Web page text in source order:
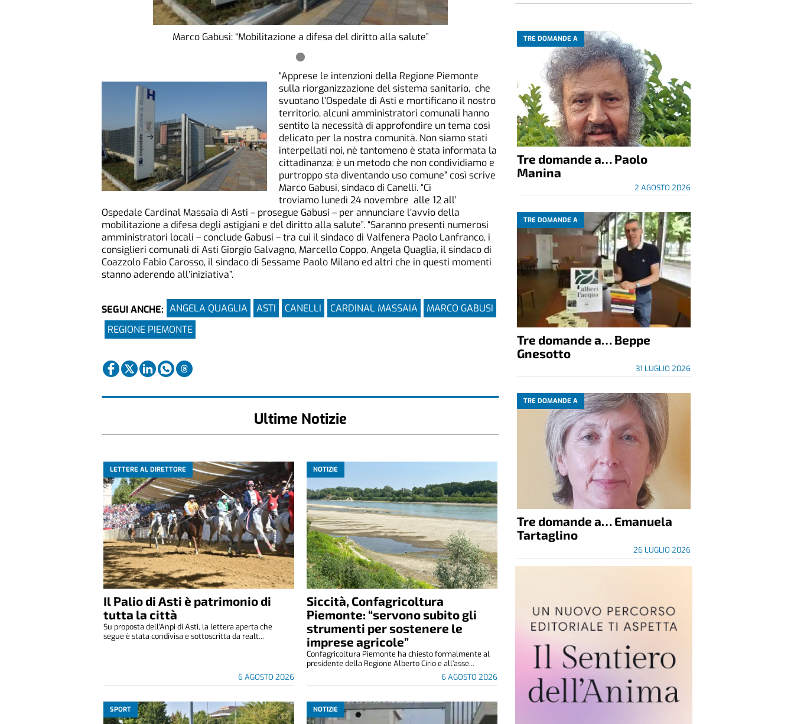
Marco Gabusi: “Mobilitazione a difesa del diritto alla salute”
“Apprese le intenzioni della Regione Piemonte
sulla riorganizzazione del sistema sanitario, che
svuotano l’Ospedale di Asti e mortificano il nostro
territorio, alcuni amministratori comunali hanno
sentito la necessità di approfondire un tema così
delicato per la nostra comunità. Non siamo stati
interpellati noi, nè tantomeno è stata informata la
cittadinanza: è un metodo che non condividiamo e
purtroppo sta diventando uso comune” così scrive
Marco Gabusi, sindaco di Canelli. “Ci
troviamo lunedì 24 novembre alle 12 all’
Ospedale Cardinal Massaia di Asti – prosegue Gabusi – per annunciare l’avvio della
mobilitazione a difesa degli astigiani e del diritto alla salute”. “Saranno presenti numerosi
amministratori locali – conclude Gabusi – tra cui il sindaco di Valfenera Paolo Lanfranco, i
consiglieri comunali di Asti Giorgio Galvagno, Marcello Coppo, Angela Quaglia, il sindaco di
Coazzolo Fabio Carosso, il sindaco di Sessame Paolo Milano ed altri che in questi momenti
stanno aderendo all’iniziativa”.
SEGUI ANCHE: ANGELA QUAGLIA ASTI CANELLI CARDINAL MASSAIA
MARCO GABUSI
REGIONE PIEMONTE
Ultime Notizie
LETTERE AL DIRETTORE
Il Palio di Asti è patrimonio di
tutta la città
6 AGOSTO 2026
Su proposta dell'Anpi di Asti, la lettera aperta che
segue è stata condivisa e sottoscritta da realt...
NOTIZIE
Siccità, Confagricoltura
Piemonte: “servono subito gli
strumenti per sostenere le
imprese agricole”
6 AGOSTO 2026
Confagricoltura Piemonte ha chiesto formalmente al
presidente della Regione Alberto Cirio e all’asse...
SPORT NOTIZIE
TRE DOMANDE A
Tre domande a… Paolo
Manina
2 AGOSTO 2026
TRE DOMANDE A
Tre domande a… Beppe
Gnesotto
31 LUGLIO 2026
TRE DOMANDE A
Tre domande a… Emanuela
Tartaglino
26 LUGLIO 2026